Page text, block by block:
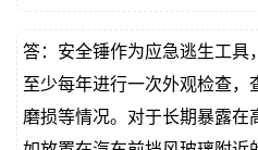
答：安全锤作为应急逃生工具
至少每年进行一次外观检查，
磨损等情况。对于长期暴露在